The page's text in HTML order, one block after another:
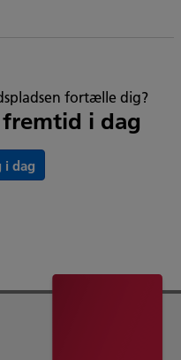
fortælle dig?
i dag
i dag